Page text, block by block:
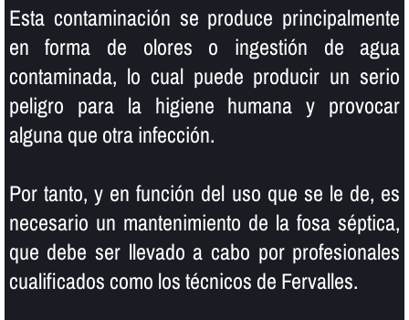
Esta contaminación se produce principalmente
en forma de olores o ingestión de agua
contaminada, lo cual puede producir un serio
peligro para la higiene humana y provocar
alguna que otra infección.
Por tanto, y en función del uso que se le de, es
necesario un mantenimiento de la fosa séptica,
que debe ser llevado a cabo por profesionales
cualificados como los técnicos de Fervalles.